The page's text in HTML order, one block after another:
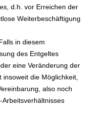
d.h. vor Erreichen der
Weiterbeschäftigung
in diesem
des Entgeltes
eine Veränderung der
die Möglichkeit,
also noch